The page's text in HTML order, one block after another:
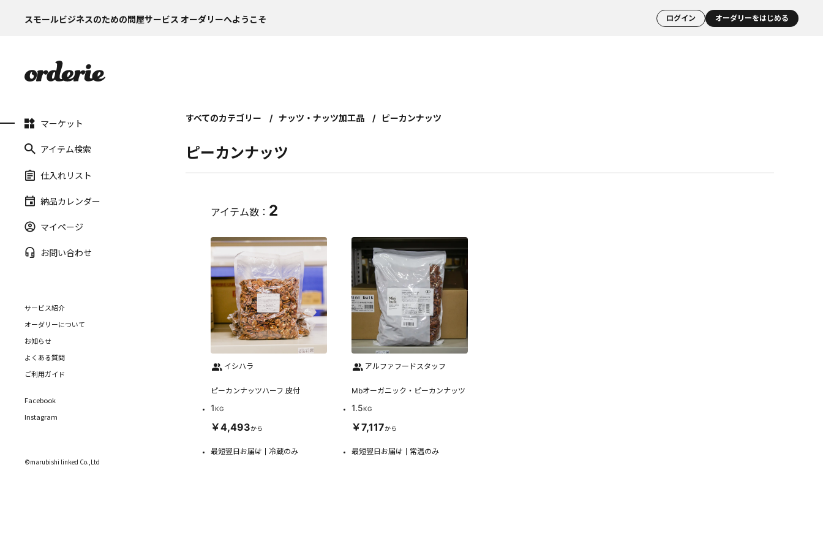
スモールビジネスのための問屋サービス オーダリーへようこそ ログイン オーダリーをはじめる
マーケット
アイテム検索
仕入れリスト
納品カレンダー
マイページ
お問い合わせ
サービス紹介
オーダリーについて
お知らせ
よくある質問
ご利用ガイド
Facebook
Instagram
©marubishi linked Co.,Ltd
すべてのカテゴリー ナッツ・ナッツ加工品 ピーカンナッツ
ピーカンナッツ
アイテム数： 2
イシハラ
ピーカンナッツハーフ 皮付
1KG
￥4,493から
最短翌日お届け 冷蔵のみ
アルファフードスタッフ
Mbオーガニック・ピーカンナッツ
1.5KG
￥7,117から
最短翌日お届け 常温のみ